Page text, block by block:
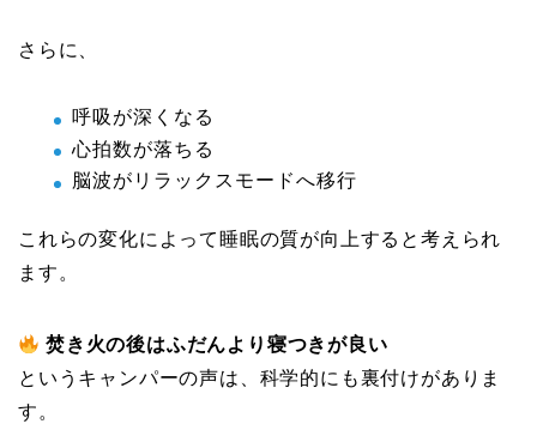
さらに、
呼吸が深くなる
心拍数が落ちる
脳波がリラックスモードへ移行
これらの変化によって睡眠の質が向上すると考えられ
ます。
焚き火の後はふだんより寝つきが良い
というキャンパーの声は、科学的にも裏付けがありま
す。